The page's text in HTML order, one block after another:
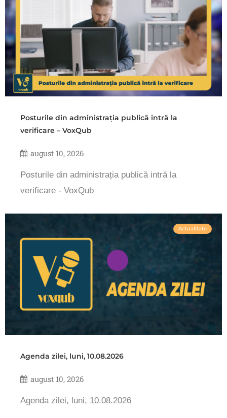
Posturile din administrația publică intră la
verificare – VoxQub
august 10, 2026
Posturile din administrația publică intră la
verificare - VoxQub
Actualitate
Agenda zilei, luni, 10.08.2026
august 10, 2026
Agenda zilei, luni, 10.08.2026